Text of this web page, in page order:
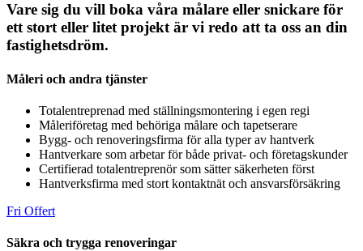
Vare sig du vill boka våra målare eller snickare för
ett stort eller litet projekt är vi redo att ta oss an din
fastighetsdröm.
Måleri och andra tjänster
Totalentreprenad med ställningsmontering i egen regi
Måleriföretag med behöriga målare och tapetserare
Bygg- och renoveringsfirma för alla typer av hantverk
Hantverkare som arbetar för både privat- och företagskunder
Certifierad totalentreprenör som sätter säkerheten först
Hantverksfirma med stort kontaktnät och ansvarsförsäkring
Fri Offert
Säkra och trygga renoveringar